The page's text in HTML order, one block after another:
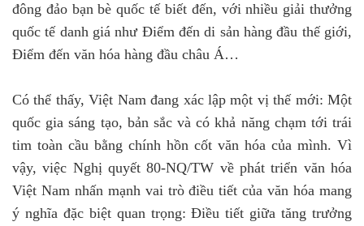
đông đảo bạn bè quốc tế biết đến, với nhiều giải thưởng
quốc tế danh giá như Điểm đến di sản hàng đầu thế giới,
Điểm đến văn hóa hàng đầu châu Á…
Có thể thấy, Việt Nam đang xác lập một vị thế mới: Một
quốc gia sáng tạo, bản sắc và có khả năng chạm tới trái
tim toàn cầu bằng chính hồn cốt văn hóa của mình. Vì
vậy, việc Nghị quyết 80-NQ/TW về phát triển văn hóa
Việt Nam nhấn mạnh vai trò điều tiết của văn hóa mang
ý nghĩa đặc biệt quan trọng: Điều tiết giữa tăng trưởng